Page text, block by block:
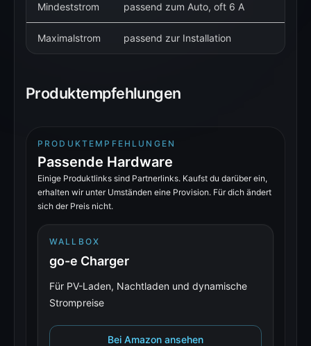
Mindeststrom passend zum Auto, oft 6 A
Maximalstrom passend zur Installation
Produktempfehlungen
PRODUKTEMPFEHLUNGEN
Passende Hardware
Einige Produktlinks sind Partnerlinks. Kaufst du darüber ein,
erhalten wir unter Umständen eine Provision. Für dich ändert
sich der Preis nicht.
WALLBOX
go-e Charger
Für PV-Laden, Nachtladen und dynamische
Strompreise
Bei Amazon ansehen